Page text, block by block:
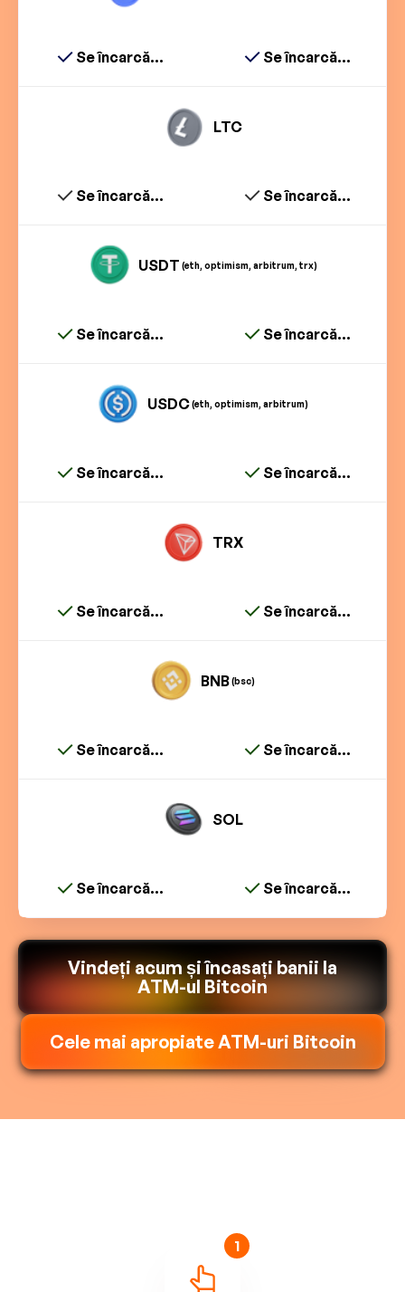
Se încarcă... Se încarcă...
LTC
Se încarcă... Se încarcă...
USDT (eth, optimism, arbitrum, trx)
Se încarcă... Se încarcă...
USDC(eth, optimism, arbitrum)
Se încarcă... Se încarcă...
TRX
Se încarcă... Se încarcă...
BNB(bsc)
Se încarcă... Se încarcă...
SOL
Se încarcă... Se încarcă...
Vindeți acum și încasați banii la
ATM-ul Bitcoin
Cele mai apropiate ATM-uri Bitcoin
1